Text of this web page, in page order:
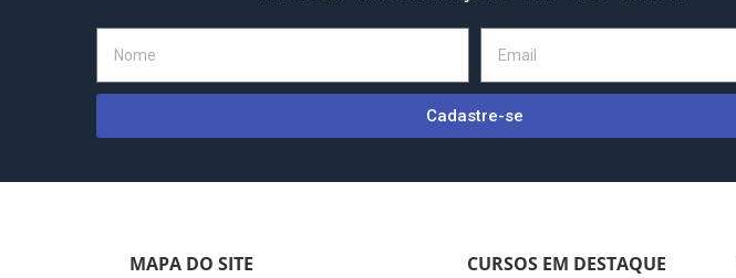
Cadastre-se
MAPA DO SITE CURSOS EM DESTAQUE